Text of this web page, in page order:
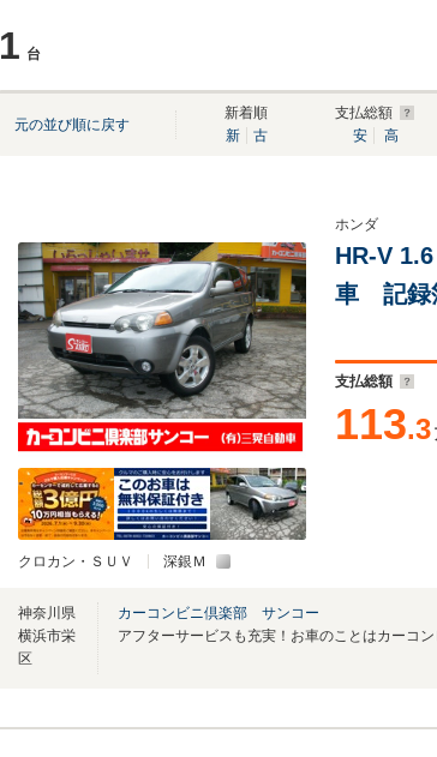
1 台
元の並び順に戻す
新着順
新
古
支払総額
安
高
クロカン・ＳＵＶ 深銀Ｍ
ホンダ
HR-V
車 記録
支払総額
113.3
神奈川県
横浜市栄
区
カーコンビニ倶楽部 サンコー